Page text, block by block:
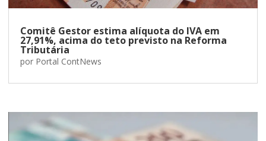
Comitê Gestor estima alíquota do IVA em
27,91%, acima do teto previsto na Reforma
Tributária
por Portal ContNews